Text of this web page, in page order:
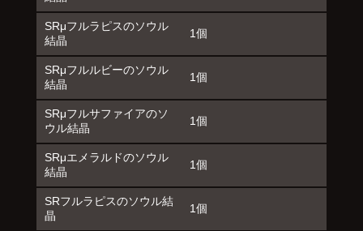
SRμフルラピスのソウル
結晶
1個
SRμフルルビーのソウル
結晶
1個
SRμフルサファイアのソ
ウル結晶
1個
SRμエメラルドのソウル
結晶
1個
SRフルラピスのソウル結
晶
1個